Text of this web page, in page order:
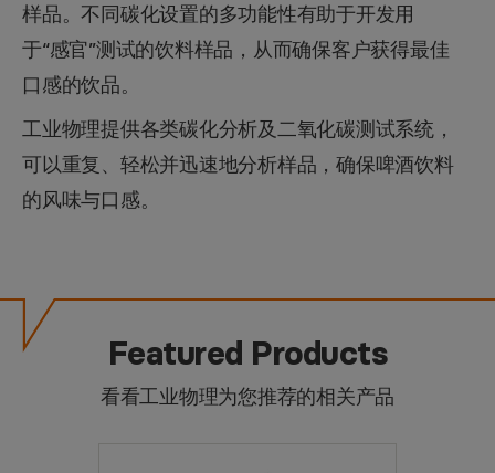
样品。不同碳化设置的多功能性有助于开发用
于“感官”测试的饮料样品，从而确保客户获得最佳
口感的饮品。
工业物理提供各类碳化分析及二氧化碳测试系统，
可以重复、轻松并迅速地分析样品，确保啤酒饮料
的风味与口感。
Featured Products
看看工业物理为您推荐的相关产品